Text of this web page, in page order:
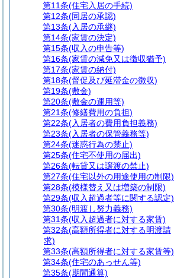
第11条(住宅入居の手続)
第12条(同居の承認)
第13条(入居の承継)
第14条(家賃の決定)
第15条(収入の申告等)
第16条(家賃の減免又は徴収猶予)
第17条(家賃の納付)
第18条(督促及び延滞金の徴収)
第19条(敷金)
第20条(敷金の運用等)
第21条(修繕費用の負担)
第22条(入居者の費用負担義務)
第23条(入居者の保管義務等)
第24条(迷惑行為の禁止)
第25条(住宅不使用の届出)
第26条(転貸又は譲渡の禁止)
第27条(住宅以外の用途使用の制限)
第28条(模様替え又は増築の制限)
第29条(収入超過者等に関する認定)
第30条(明渡し努力義務)
第31条(収入超過者に対する家賃)
第32条(高額所得者に対する明渡請
求)
第33条(高額所得者に対する家賃等)
第34条(住宅のあっせん等)
第35条(期間通算)